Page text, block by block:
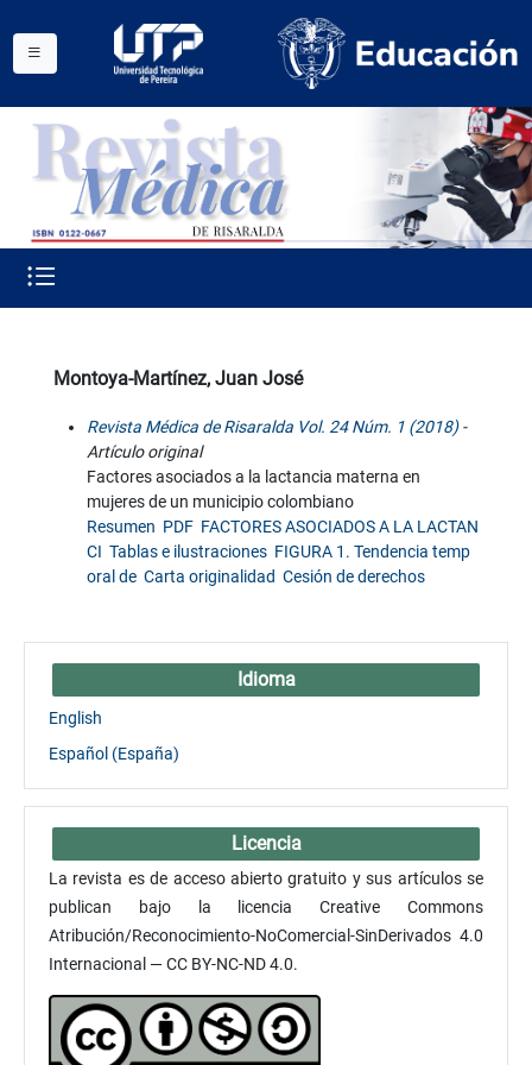
Montoya-Martínez, Juan José
Revista Médica de Risaralda Vol. 24 Núm. 1 (2018)-
Artículo original
Factores asociados a la lactancia materna en
mujeres de un municipio colombiano
Resumen PDF FACTORES ASOCIADOS A LA LACTAN
CI Tablas e ilustraciones FIGURA 1. Tendencia temp
oral de Carta originalidad Cesión de derechos
Idioma
English
Español (España)
Licencia
La revista es de acceso abierto gratuito y sus artículos se
publican bajo la licencia Creative Commons
Atribución/Reconocimiento-NoComercial-SinDerivados 4.0
Internacional — CC BY-NC-ND 4.0.